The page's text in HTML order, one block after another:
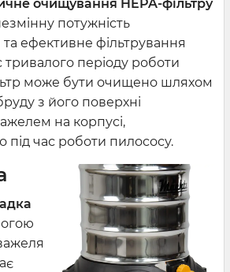
очищування HEPA-фільтру
потужність
ефективне фільтрування
тривалого періоду роботи
може бути очищено шляхом
з його поверхні
на корпусі,
під час роботи пилососу.